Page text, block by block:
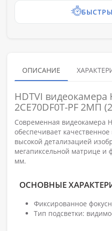
ОПИСАНИЕ
HDTVI видеокамера
2CE70DF0T-PF 2МП
Современная видеокамера
обеспечивает
высокой детализацией
мегапиксельной матрице и
мм.
ОСНОВНЫЕ
Фиксированное
Тип подсветки: